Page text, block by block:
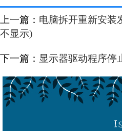
上一篇： 电脑拆开重新安装
不显示)
下一篇： 显示器驱动程序停